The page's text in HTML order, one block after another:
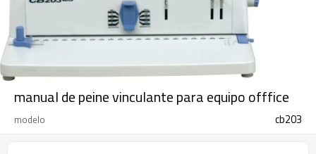
manual de peine vinculante para equipo offfice
modelo cb203